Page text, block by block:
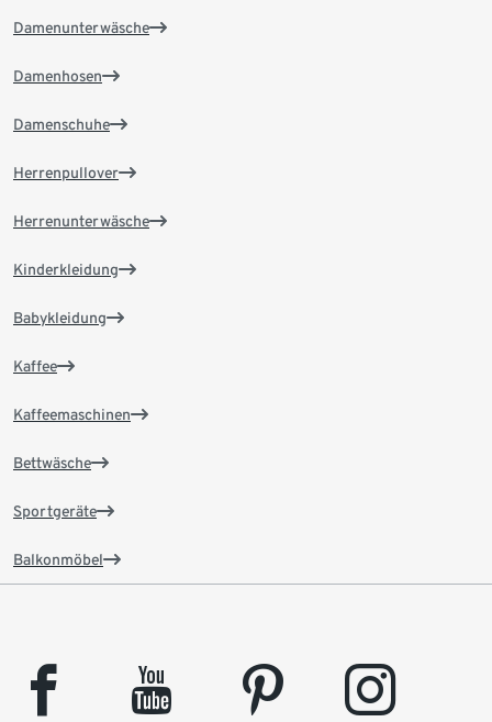
Damenunterwäsche
Damenhosen
Damenschuhe
Herrenpullover
Herrenunterwäsche
Kinderkleidung
Babykleidung
Kaffee
Kaffeemaschinen
Bettwäsche
Sportgeräte
Balkonmöbel
facebook youtube pinterest instagram